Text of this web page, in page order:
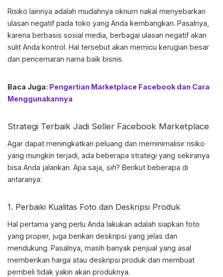
Risiko lainnya adalah mudahnya oknum nakal menyebarkan
ulasan negatif pada toko yang Anda kembangkan. Pasalnya,
karena berbasis sosial media, berbagai ulasan negatif akan
sulit Anda kontrol. Hal tersebut akan memicu kerugian besar
dan pencemaran nama baik bisnis.
Baca Juga: Pengertian Marketplace Facebook dan Cara
Menggunakannya
Strategi Terbaik Jadi Seller Facebook Marketplace
Agar dapat meningkatkan peluang dan meminimalisir risiko
yang mungkin terjadi, ada beberapa strategi yang sekiranya
bisa Anda jalankan. Apa saja, sih? Berikut beberapa di
antaranya:
1. Perbaiki Kualitas Foto dan Deskripsi Produk
Hal pertama yang perlu Anda lakukan adalah siapkan foto
yang proper, juga berikan deskripsi yang jelas dan
mendukung. Pasalnya, masih banyak penjual yang asal
memberikan harga atau deskripsi produk dan membuat
pembeli tidak yakin akan produknya.